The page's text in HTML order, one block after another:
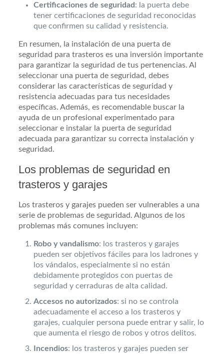
Certificaciones de seguridad : la puerta debe
tener certificaciones de seguridad reconocidas
que confirmen su calidad y resistencia.
En resumen, la instalación de una puerta de
seguridad para trasteros es una inversión importante
para garantizar la seguridad de tus pertenencias. Al
seleccionar una puerta de seguridad, debes
considerar las características de seguridad y
resistencia adecuadas para tus necesidades
específicas. Además, es recomendable buscar la
ayuda de un profesional experimentado para
seleccionar e instalar la puerta de seguridad
adecuada para garantizar su correcta instalación y
seguridad.
Los problemas de seguridad en
trasteros y garajes
Los trasteros y garajes pueden ser vulnerables a una
serie de problemas de seguridad. Algunos de los
problemas más comunes incluyen:
Robo y vandalismo: los trasteros y garajes
pueden ser objetivos fáciles para los ladrones y
los vándalos, especialmente si no están
debidamente protegidos con puertas de
seguridad y cerraduras de alta calidad.
Accesos no autorizados: si no se controla
adecuadamente el acceso a los trasteros y
garajes, cualquier persona puede entrar y salir, lo
que aumenta el riesgo de robos y otros delitos.
Incendios: los trasteros y garajes pueden ser